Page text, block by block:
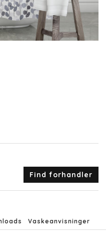
Find forhandler
Vaskeanvisninger